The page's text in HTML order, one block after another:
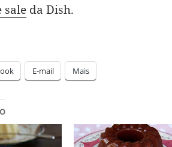
sale da Dish.
E-mail Mais